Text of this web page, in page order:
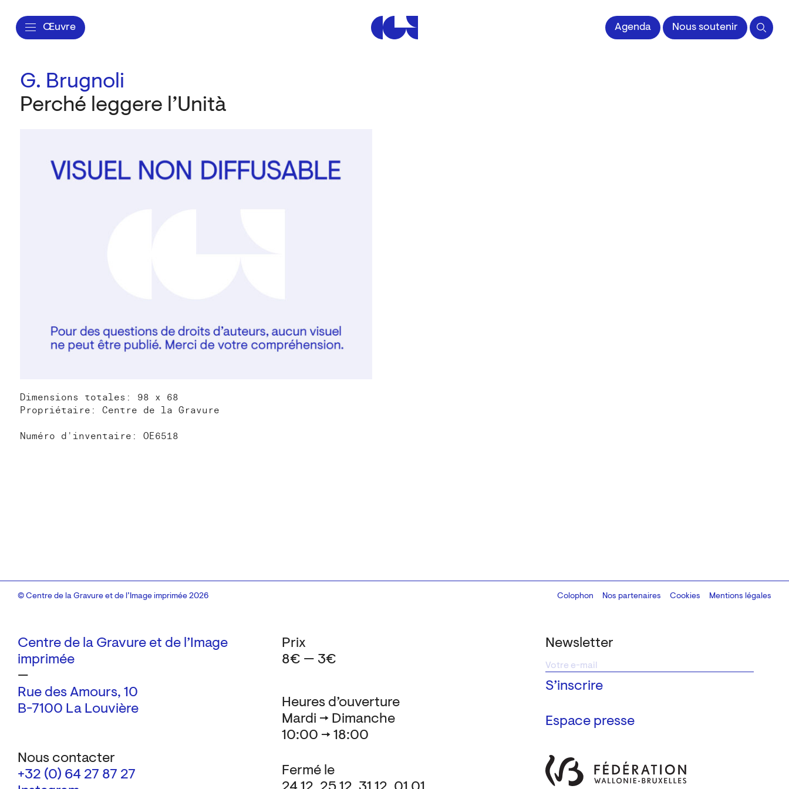
Œuvre Centre de la Gravure et de l'Image impriméeAgenda Nous soutenir
G. Brugnoli
Perché leggere l’Unità
Dimensions totales: 98 x 68
Propriétaire: Centre de la Gravure
Numéro d'inventaire: OE6518
Centre de la Gravure et de l’Image
imprimée
—
Rue des Amours, 10
B-7100 La Louvière
Nous contacter
+32 (0) 64 27 87 27
Newsletter
Espace presse
Heures d’ouverture
Mardi → Dimanche
10:00 → 18:00
Fermé le
Prix
8€ — 3€
© Centre de la Gravure et de l’Image imprimée 2026 Colophon
Design:Marcel Kaczmarek, code:8080.studio
Nos partenaires Cookies Mentions légales